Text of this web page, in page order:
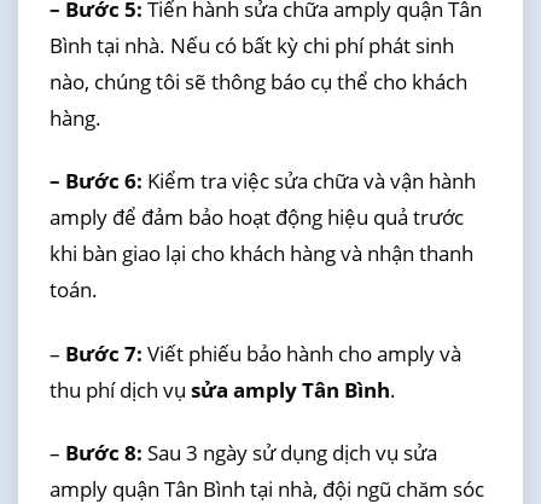
– Bước 5: Tiến hành sửa chữa amply quận Tân
Bình tại nhà. Nếu có bất kỳ chi phí phát sinh
nào, chúng tôi sẽ thông báo cụ thể cho khách
hàng.
– Bước 6: Kiểm tra việc sửa chữa và vận hành
amply để đảm bảo hoạt động hiệu quả trước
khi bàn giao lại cho khách hàng và nhận thanh
toán.
– Bước 7: Viết phiếu bảo hành cho amply và
thu phí dịch vụ sửa amply Tân Bình.
– Bước 8: Sau 3 ngày sử dụng dịch vụ sửa
amply quận Tân Bình tại nhà, đội ngũ chăm sóc